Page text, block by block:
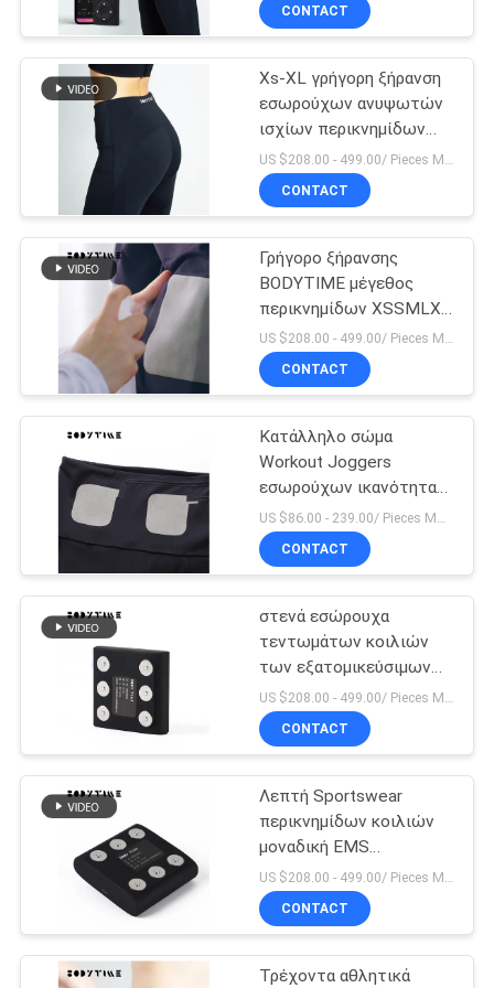
ΈΛΕΓΧΟΣ
ΜΑΣ
ΕΛΆΤΕ
ΕΠΑΦΉ
ΜΕ
ΠΕΡΙΠΤΏΣΕΙΣ
ΖΗΤΉΣΤΕ
ΈΝΑ
ΑΠΌΣΠΑΣΜΑ
SITEMAP
PRIVACY
POLICY
Ασύρματο κοστούμι
EMS
14
Περικνημίδες EMS
44
Εσώρουχα
ικανότητας
γυναικών
38
Ιματισμός
ικανότητας
γυναικών
υποκίνησης
CONTACT
Xs-XL γρήγορη ξήρανση
εσωρούχων ανυψωτών
ισχίων περικνημίδων
ελευθερίας EMS
μεγέθους πλήρης
CONTACT
Γρήγορο ξήρανσης
BODYTIME μέγεθος
περικνημίδων XSSMLXL
Cellulite ροδάκινων
κατάλληλο αντι
US $208.00 - 499.00/ Pieces MOQ:1pieces
CONTACT
Κατάλληλο σώμα
Workout Joggers
εσωρούχων ικανότητας
των γυναικών
τεχνολογίας μέσου
μεγέθους EMS
US $86.00 - 239.00/ Pieces MOQ:1pieces
CONTACT
στενά εσώρουχα
τεντωμάτων κοιλιών
των εξατομικεύσιμων
ισχίων ανυψωτικά
γυναικών περικνημίδων
CONTACT
Λεπτή Sportswear
περικνημίδων κοιλιών
μοναδική EMS
εξασφάλιση ποιότητας
εσωρούχων
CONTACT
Τρέχοντα αθλητικά